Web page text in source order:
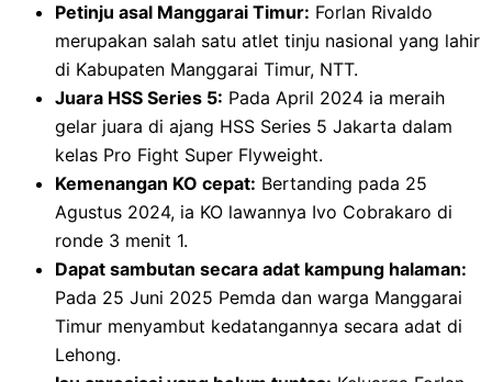
Petinju asal Manggarai Timur: Forlan Rivaldo
merupakan salah satu atlet tinju nasional yang lahir
di Kabupaten Manggarai Timur, NTT.
Juara HSS Series 5: Pada April 2024 ia meraih
gelar juara di ajang HSS Series 5 Jakarta dalam
kelas Pro Fight Super Flyweight.
Kemenangan KO cepat: Bertanding pada 25
Agustus 2024, ia KO lawannya Ivo Cobrakaro di
ronde 3 menit 1.
Dapat sambutan secara adat kampung halaman:
Pada 25 Juni 2025 Pemda dan warga Manggarai
Timur menyambut kedatangannya secara adat di
Lehong.